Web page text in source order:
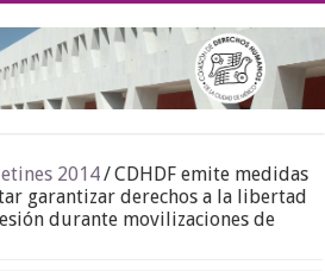
2014/CDHDF emite medidas
garantizar derechos a la libertad
durante movilizaciones de